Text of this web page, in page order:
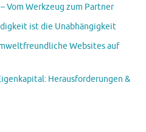
Vom Werkzeug zum Partner
ist die Unabhängigkeit
Websites auf
Herausforderungen &